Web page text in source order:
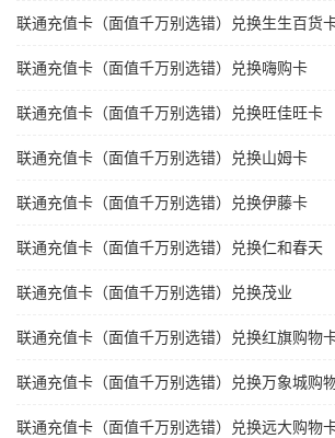
联通充值卡（面值千万别选错）兑换生生百货
联通充值卡（面值千万别选错）兑换嗨购卡
联通充值卡（面值千万别选错）兑换旺佳旺卡
联通充值卡（面值千万别选错）兑换山姆卡
联通充值卡（面值千万别选错）兑换伊藤卡
联通充值卡（面值千万别选错）兑换仁和春天
联通充值卡（面值千万别选错）兑换茂业
联通充值卡（面值千万别选错）兑换红旗购物
联通充值卡（面值千万别选错）兑换万象城购
联通充值卡（面值千万别选错）兑换远大购物